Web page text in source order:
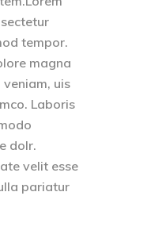
tempor.
magna
uis
Laboris
dolr.
velit esse
pariatur